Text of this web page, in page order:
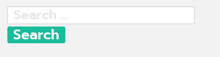
Search
for: